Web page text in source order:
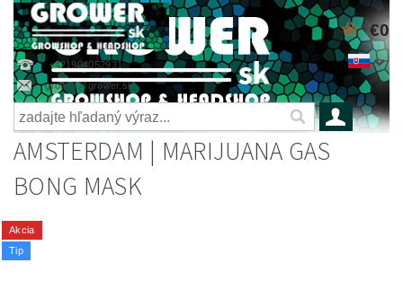
+421904052931
grower@grower.sk
€0
AMSTERDAM | MARIJUANA GAS
BONG MASK
Akcia
Tip